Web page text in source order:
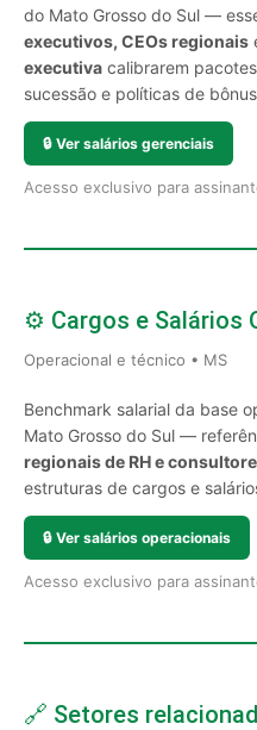
do Mato Grosso do Sul —
executivos, CEOs regionais
executiva calibrarem
sucessão e políticas de
🔒 Ver salários gerenciais
Acesso exclusivo para
⚙️ Cargos e Salários
Operacional e técnico • MS
Benchmark salarial da base
Mato Grosso do Sul —
regionais de RH e
estruturas de cargos e
🔒 Ver salários operacionais
Acesso exclusivo para
🔗 Setores